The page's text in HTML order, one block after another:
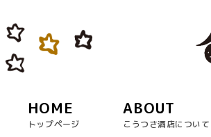
HOME
トップページ
ABOUT
こうつさ酒店について